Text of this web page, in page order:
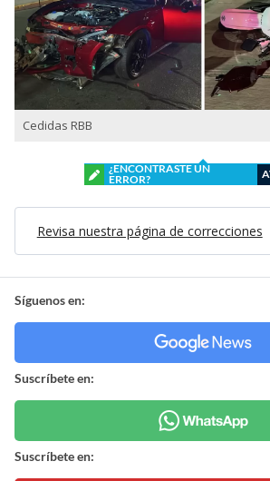
Cedidas RBB
¿ENCONTRASTE UN
ERROR?
Revisa nuestra página de correcciones
Síguenos en:
Suscríbete en:
Suscríbete en: